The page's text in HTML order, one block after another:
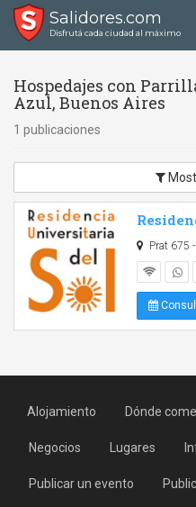
Salidores.com
Disfrutá cada ciudad al máximo
Hospedajes con
Azul, Buenos Aires
1 publicaciones
Prat 675 -
Alojamiento Dónde
Negocios Lugares
Publicar un evento